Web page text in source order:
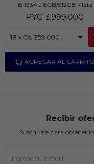
i5-1334U 8GB/512GB Plata
PYG 3.999.000
Recibir
Suscríbase para obtener